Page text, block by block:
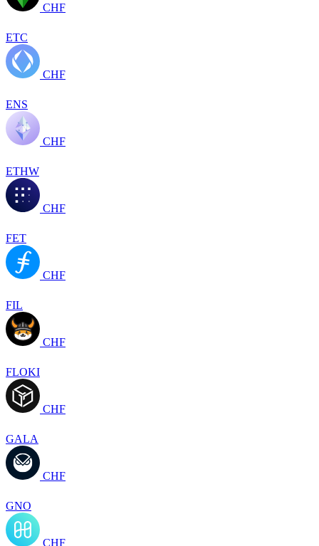
CHF
ETC
CHF
ENS
CHF
ETHW
CHF
FET
CHF
FIL
CHF
FLOKI
CHF
GALA
CHF
GNO
CHF